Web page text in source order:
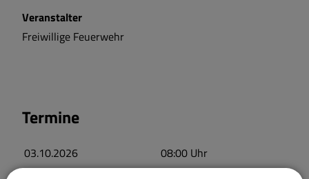
Termine
03.10.2026 08:00 Uhr
Veranstalter
Freiwillige Feuerwehr